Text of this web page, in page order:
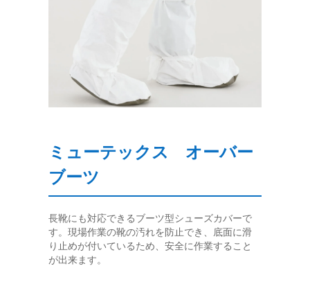
ミューテックス オーバー
ブーツ
長靴にも対応できるブーツ型シューズカバーで
す。現場作業の靴の汚れを防止でき、底面に滑
り止めが付いているため、安全に作業すること
が出来ます。